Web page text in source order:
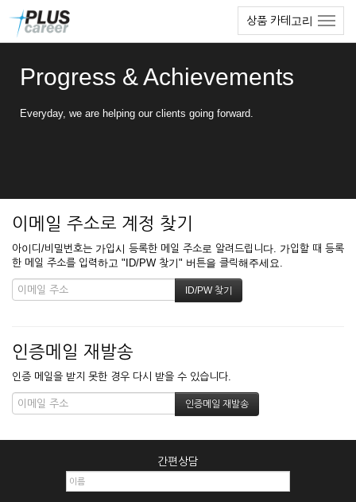
상품 카테고리
Progress & Achievements
Everyday, we are helping our clients going forward.
이메일 주소로 계정 찾기
아이디/비밀번호는 가입시 등록한 메일 주소로 알려드립니다. 가입할 때 등록
한 메일 주소를 입력하고 "ID/PW 찾기" 버튼을 클릭해주세요.
인증메일 재발송
인증 메일을 받지 못한 경우 다시 받을 수 있습니다.
간편상담